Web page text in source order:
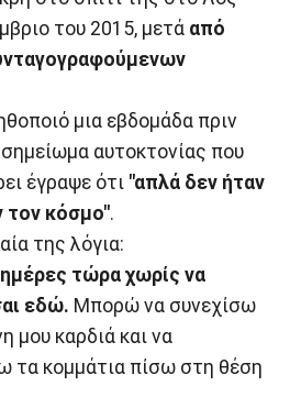
του 2015, μετά από
μια εβδομάδα πριν
αυτοκτονίας που
έγραψε ότι "απλά δεν ήταν
τον κόσμο".
της λόγια:
τώρα χωρίς να
εδώ. Μπορώ να συνεχίσω
μου καρδιά και να
τα κομμάτια πίσω στη θέση